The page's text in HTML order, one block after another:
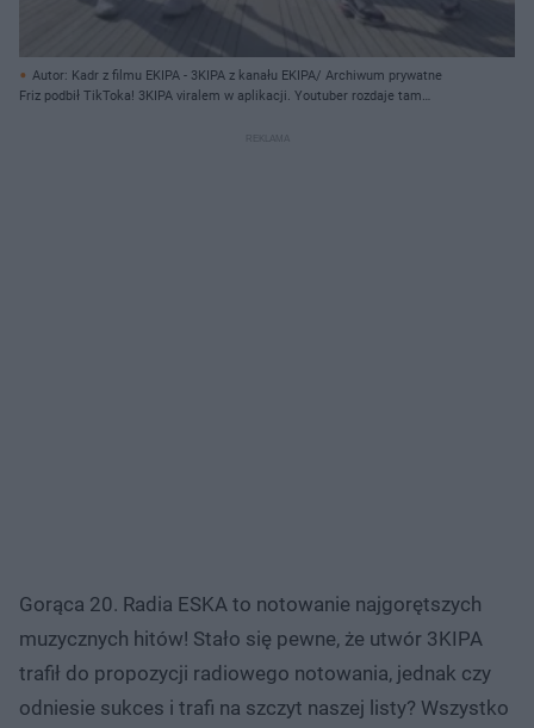
Autor: Kadr z filmu EKIPA - 3KIPA z kanału EKIPA/ Archiwum prywatne
Friz podbił TikToka! 3KIPA viralem w aplikacji. Youtuber rozdaje tam
Gorąca 20. Radia ESKA to notowanie najgorętszych
muzycznych hitów! Stało się pewne, że utwór 3KIPA
trafił do propozycji radiowego notowania, jednak czy
odniesie sukces i trafi na szczyt naszej listy? Wszystko